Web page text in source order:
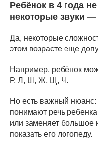
Ребёнок в 4 года
некоторые звуки
Да, некоторые
этом возрасте еще
Например, ребёнок
Р, Л, Ш, Ж, Щ, Ч.
Но есть важный
понимают речь
или заменяет большое
показать его логопеду.